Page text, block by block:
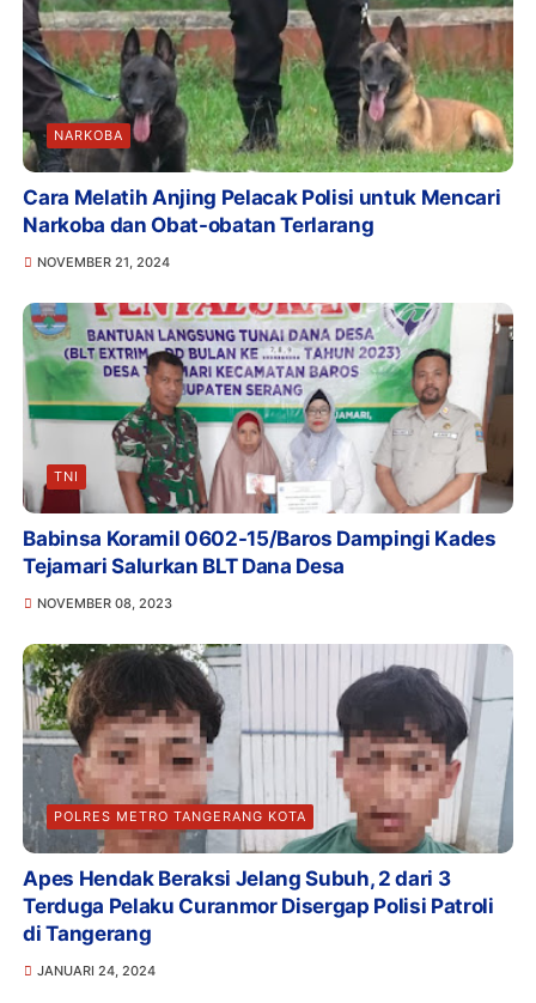
NARKOBA
Cara Melatih Anjing Pelacak Polisi untuk Mencari
Narkoba dan Obat-obatan Terlarang
NOVEMBER 21, 2024
TNI
Babinsa Koramil 0602-15/Baros Dampingi Kades
Tejamari Salurkan BLT Dana Desa
NOVEMBER 08, 2023
POLRES METRO TANGERANG KOTA
Apes Hendak Beraksi Jelang Subuh, 2 dari 3
Terduga Pelaku Curanmor Disergap Polisi Patroli
di Tangerang
JANUARI 24, 2024